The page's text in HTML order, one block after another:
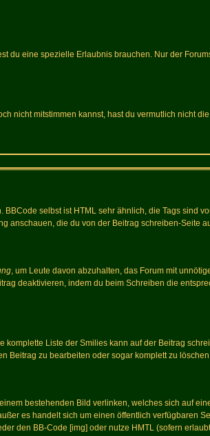
du eine spezielle Erlaubnis brauchen. Nur der
nicht mitstimmen kannst, hast du vermutlich nicht
selbst ist HTML sehr ähnlich, die Tags sind
anschauen, die du von der Beitrag schreiben-Seite
, um Leute davon abzuhalten, das Forum mit
deaktivieren, indem du beim Schreiben die
Liste der Smilies kann auf der Beitrag
Beitrag zu bearbeiten oder sogar komplett zu
bestehenden Bild verlinken, welches sich auf
es handelt sich um einen öffentlich verfügbaren
den BB-Code [img] oder nutze HMTL (sofern